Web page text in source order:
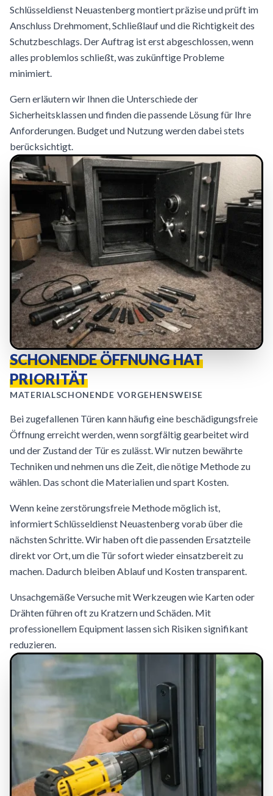
Schlüsseldienst Neuastenberg montiert präzise und prüft im
Anschluss Drehmoment, Schließlauf und die Richtigkeit des
Schutzbeschlags. Der Auftrag ist erst abgeschlossen, wenn
alles problemlos schließt, was zukünftige Probleme
minimiert.
Gern erläutern wir Ihnen die Unterschiede der
Sicherheitsklassen und finden die passende Lösung für Ihre
Anforderungen. Budget und Nutzung werden dabei stets
berücksichtigt.
SCHONENDE ÖFFNUNG HAT
PRIORITÄT
MATERIALSCHONENDE VORGEHENSWEISE
Bei zugefallenen Türen kann häufig eine beschädigungsfreie
Öffnung erreicht werden, wenn sorgfältig gearbeitet wird
und der Zustand der Tür es zulässt. Wir nutzen bewährte
Techniken und nehmen uns die Zeit, die nötige Methode zu
wählen. Das schont die Materialien und spart Kosten.
Wenn keine zerstörungsfreie Methode möglich ist,
informiert Schlüsseldienst Neuastenberg vorab über die
nächsten Schritte. Wir haben oft die passenden Ersatzteile
direkt vor Ort, um die Tür sofort wieder einsatzbereit zu
machen. Dadurch bleiben Ablauf und Kosten transparent.
Unsachgemäße Versuche mit Werkzeugen wie Karten oder
Drähten führen oft zu Kratzern und Schäden. Mit
professionellem Equipment lassen sich Risiken signifikant
reduzieren.